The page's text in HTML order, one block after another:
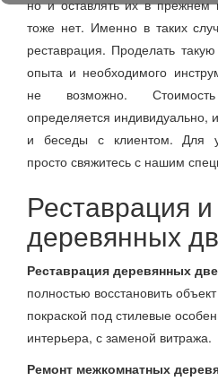
но и оставлять их в прежнем
тоже нет. Именно в таких
реставрация. Проделать
опыта и необходимого
не возможно.
определяется индивидуально,
и беседы с клиентом. Для
просто свяжитесь с нашим
Реставрация
деревянных
Реставрация деревянных
полностью восстановить
покраской под стилевые
интерьера, с заменой витража.
Ремонт межкомнатных